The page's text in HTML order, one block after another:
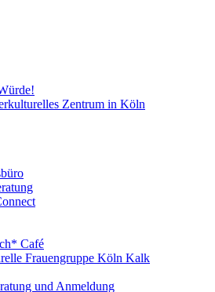
Zentrum in Köln
Café
Frauengruppe Köln Kalk
und Anmeldung